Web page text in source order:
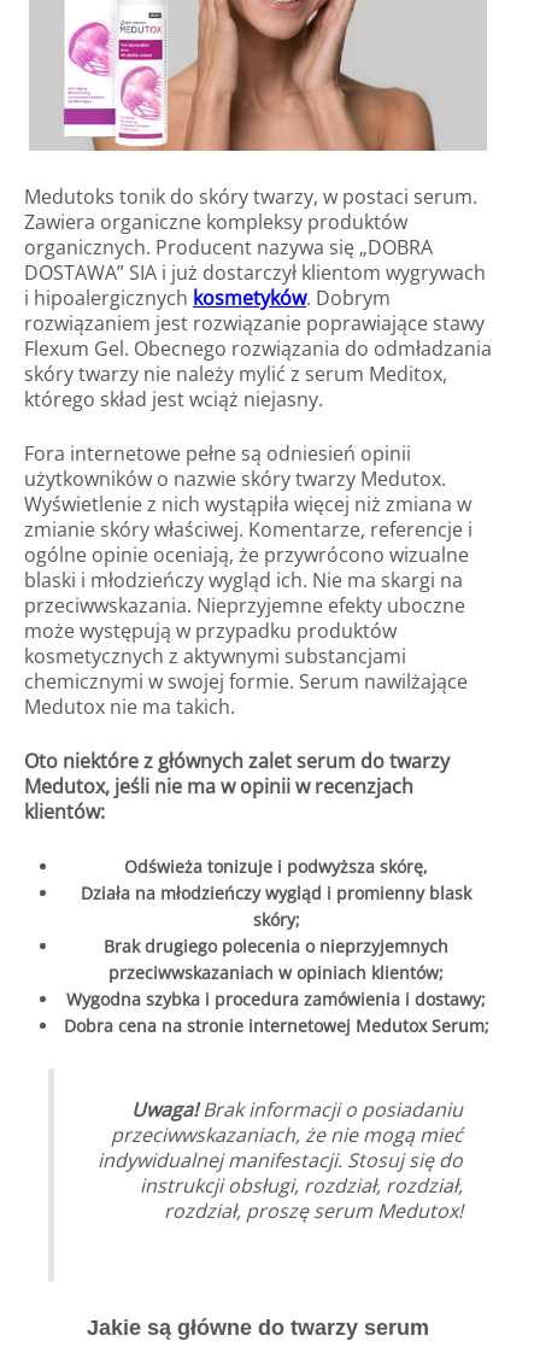
Medutoks tonik do skóry twarzy, w postaci serum.
Zawiera organiczne kompleksy produktów
organicznych. Producent nazywa się „DOBRA
DOSTAWA” SIA i już dostarczył klientom wygrywach
i hipoalergicznych kosmetyków. Dobrym
rozwiązaniem jest rozwiązanie poprawiające stawy
Flexum Gel. Obecnego rozwiązania do odmładzania
skóry twarzy nie należy mylić z serum Meditox,
którego skład jest wciąż niejasny.
Fora internetowe pełne są odniesień opinii
użytkowników o nazwie skóry twarzy Medutox.
Wyświetlenie z nich wystąpiła więcej niż zmiana w
zmianie skóry właściwej. Komentarze, referencje i
ogólne opinie oceniają, że przywrócono wizualne
blaski i młodzieńczy wygląd ich. Nie ma skargi na
przeciwwskazania. Nieprzyjemne efekty uboczne
może występują w przypadku produktów
kosmetycznych z aktywnymi substancjami
chemicznymi w swojej formie. Serum nawilżające
Medutox nie ma takich.
Oto niektóre z głównych zalet serum do twarzy
Medutox, jeśli nie ma w opinii w recenzjach
klientów:
Odświeża tonizuje i podwyższa skórę,
Działa na młodzieńczy wygląd i promienny blask
skóry;
Brak drugiego polecenia o nieprzyjemnych
przeciwwskazaniach w opiniach klientów;
Wygodna szybka i procedura zamówienia i dostawy;
Dobra cena na stronie internetowej Medutox Serum;
Uwaga!Brak informacji o posiadaniu
przeciwwskazaniach, że nie mogą mieć
indywidualnej manifestacji. Stosuj się do
instrukcji obsługi, rozdział, rozdział,
rozdział, proszę serum Medutox!
Jakie są główne do twarzy serum